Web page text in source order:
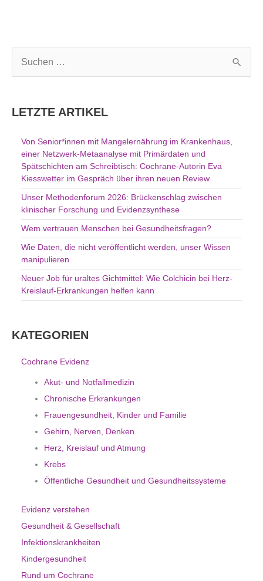
u
e
LETZTE ARTIKEL
Von Senior*innen mit Mangelernährung im Krankenhaus,
einer Netzwerk-Metaanalyse mit Primärdaten und
Spätschichten am Schreibtisch: Cochrane-Autorin Eva
Kiesswetter im Gespräch über ihren neuen Review
Unser Methodenforum 2026: Brückenschlag zwischen
klinischer Forschung und Evidenzsynthese
Wem vertrauen Menschen bei Gesundheitsfragen?
Wie Daten, die nicht veröffentlicht werden, unser Wissen
manipulieren
Neuer Job für uraltes Gichtmittel: Wie Colchicin bei Herz-
Kreislauf-Erkrankungen helfen kann
KATEGORIEN
Cochrane Evidenz
Akut- und Notfallmedizin
Chronische Erkrankungen
Frauengesundheit, Kinder und Familie
Gehirn, Nerven, Denken
Herz, Kreislauf und Atmung
Krebs
Öffentliche Gesundheit und Gesundheitssysteme
Evidenz verstehen
Gesundheit & Gesellschaft
Infektionskrankheiten
Kindergesundheit
Rund um Cochrane